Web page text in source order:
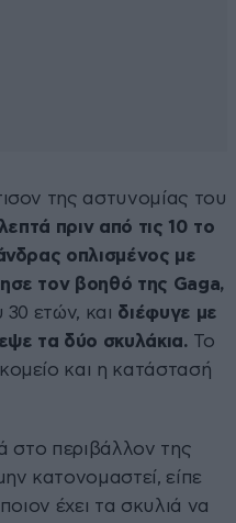
της αστυνομίας του
πριν από τις 10 το
οπλισμένος με
τον βοηθό της Gaga,
30 ετών, και διέφυγε με
τα δύο σκυλάκια. Το
και η κατάστασή
στο περιβάλλον της
κατονομαστεί, είπε
έχει τα σκυλιά να